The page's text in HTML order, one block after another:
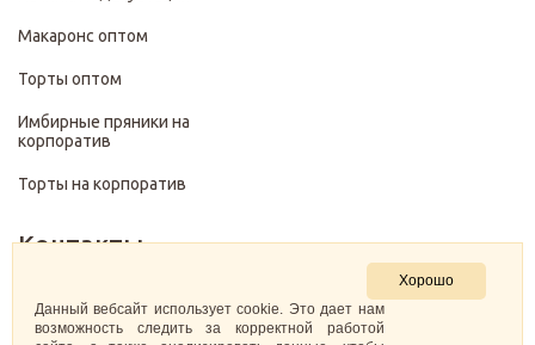
Макаронс оптом
Торты оптом
Имбирные пряники на
корпоратив
Торты на корпоратив
Контакты
+7 (499) 322-28-29
Хорошо
Данный вебсайт использует cookie. Это дает нам
возможность следить за корректной работой